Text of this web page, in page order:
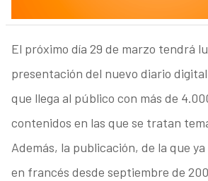
El próximo día 29 de marzo tendrá
presentación del nuevo diario
que llega al público con más de
contenidos en las que se tratan
Además, la publicación, de la que
en francés desde septiembre de